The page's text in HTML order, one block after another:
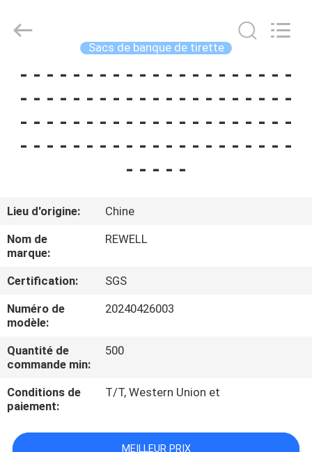
MAISON
PRODUITS
DE
NOUS
VISITE
D'USINE
CONTRÔLE
DE
QUALITÉ
PLAN
Industrial
Group
Reserved.
Sacs de banque de tirette
- - - - - - - - - - - - - - - - - - - - -
- - - - - - - - - - - - - - - - - - - - -
- - - - - - - - - - - - - - - - - - - - -
- - - - - - - - - - - - - - - - - - - - -
- - - - -
Lieu d'origine:
Chine
Nom de
marque:
REWELL
Certification:
SGS
Numéro de
modèle:
20240426003
Quantité de
commande min:
500
Conditions de
paiement:
T/T, Western Union et
MEILLEUR PRIX